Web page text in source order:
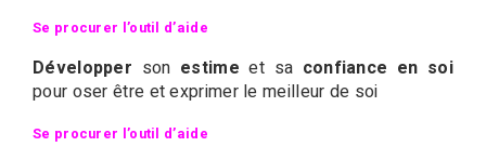
Se procurer l’outil d’aide
Développer son estime et sa confiance en soi
pour oser être et exprimer le meilleur de soi
Se procurer l’outil d’aide